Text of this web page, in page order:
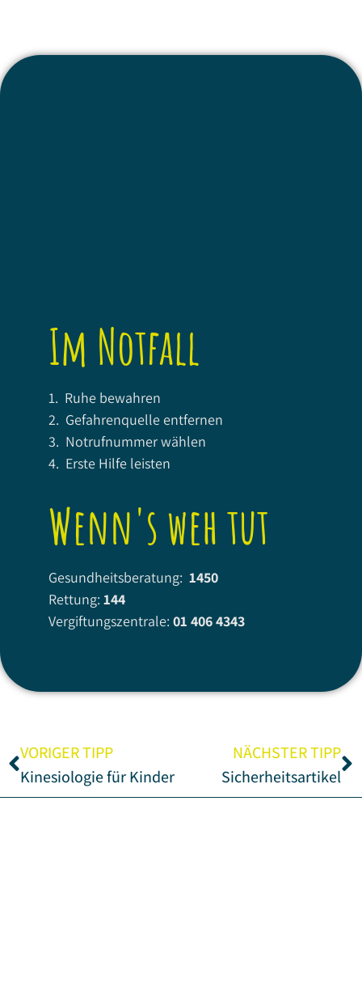
Im Notfall
1. Ruhe bewahren
2. Gefahrenquelle entfernen
3. Notrufnummer wählen
4. Erste Hilfe leisten
Wenn's weh tut
Gesundheitsberatung: 1450
Rettung: 144
Vergiftungszentrale: 01 406 4343
VORIGER TIPP
Kinesiologie für Kinder
NÄCHSTER TIPP
Sicherheitsartikel